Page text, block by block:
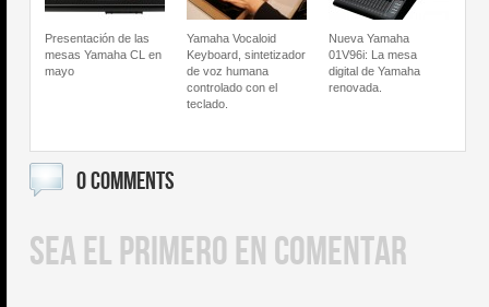
Presentación de las
mesas Yamaha CL en
mayo
Yamaha Vocaloid
Keyboard, sintetizador
de voz humana
controlado con el
teclado.
Nueva Yamaha
01V96i: La mesa
digital de Yamaha
renovada.
0 COMMENTS
SEA EL PRIMERO EN COMENTAR